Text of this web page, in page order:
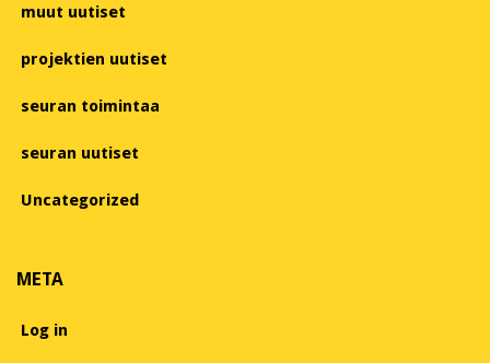
muut uutiset
projektien uutiset
seuran toimintaa
seuran uutiset
Uncategorized
META
Log in